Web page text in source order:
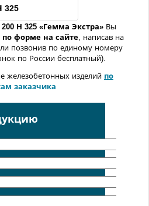
325
Н 325 «Гемма Экстра» Вы
по форме на сайте, написав на
позвонив по единому номеру
по России бесплатный).
железобетонных изделий по
заказчика
с производственных площадок,
на-Дону